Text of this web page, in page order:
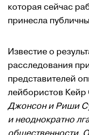
которая сейчас
принесла
Известие о
расследования
представителей
лейбористов
Джонсон и Риши
и неоднократно